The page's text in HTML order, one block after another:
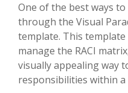
One of the best ways to
through the Visual
template. This
manage the RACI
visually appealing way
responsibilities within a